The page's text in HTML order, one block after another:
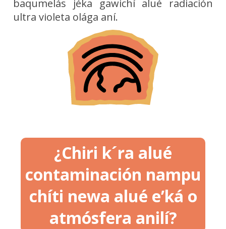
baqumelás jéka gawichí alué radiación
ultra violeta olága aní.
¿Chiri k´ra alué
contaminación nampu
chíti newa alué e’ká o
atmósfera anilí?